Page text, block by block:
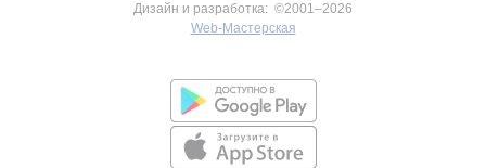
Дизайн и разработка: ©2001–2026
Web-Мастерская